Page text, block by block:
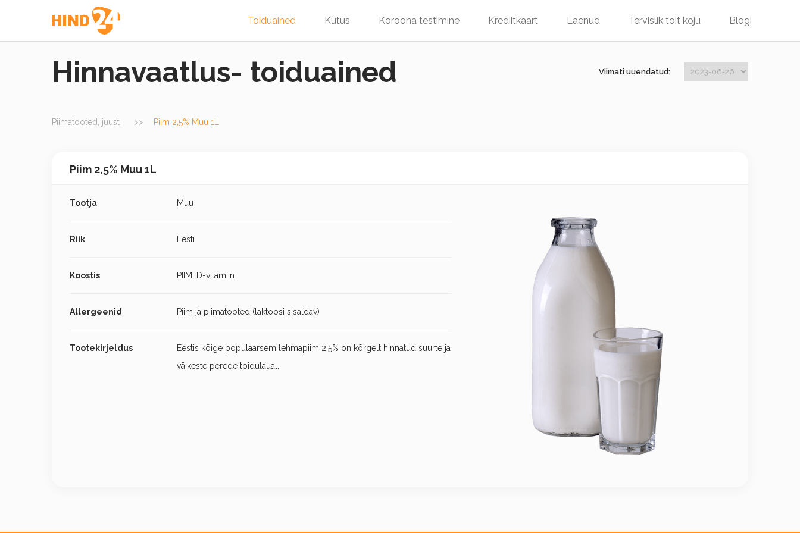
Toiduained Kütus Koroona testimine Krediitkaart Laenud Tervislik toit koju Blogi
Hinnavaatlus- toiduained Viimati uuendatud:
Piimatooted, juust Piim 2,5% Muu 1L
Piim 2,5% Muu 1L
Tootja Muu
Riik Eesti
Koostis PIIM, D-vitamiin
Allergeenid Piim ja piimatooted (laktoosi sisaldav)
Tootekirjeldus
Eestis kõige populaarsem lehmapiim 2,5% on kõrgelt hinnatud suurte ja
väikeste perede toidulaual.